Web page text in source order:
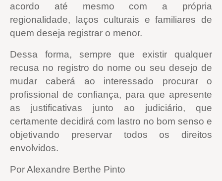
acordo até mesmo com a própria
regionalidade, laços culturais e familiares de
quem deseja registrar o menor.
Dessa forma, sempre que existir qualquer
recusa no registro do nome ou seu desejo de
mudar caberá ao interessado procurar o
profissional de confiança, para que apresente
as justificativas junto ao judiciário, que
certamente decidirá com lastro no bom senso e
objetivando preservar todos os direitos
envolvidos.
Por Alexandre Berthe Pinto